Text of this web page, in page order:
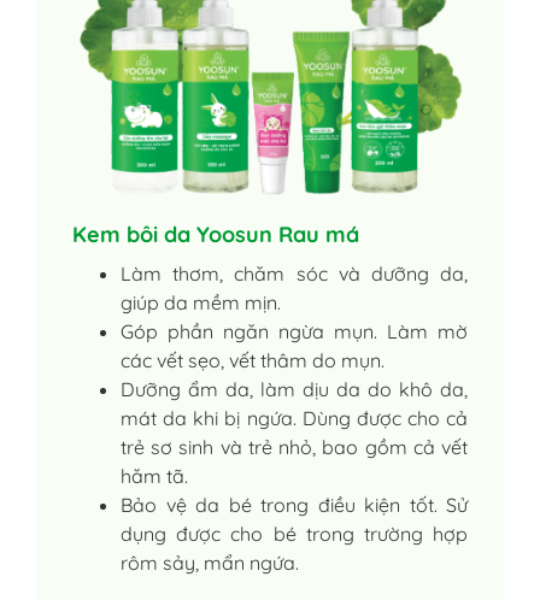
Kem bôi da Yoosun Rau má
Làm thơm, chăm sóc và dưỡng da,
giúp da mềm mịn.
Góp phần ngăn ngừa mụn. Làm mờ
các vết sẹo, vết thâm do mụn.
Dưỡng ẩm da, làm dịu da do khô da,
mát da khi bị ngứa. Dùng được cho cả
trẻ sơ sinh và trẻ nhỏ, bao gồm cả vết
hăm tã.
Bảo vệ da bé trong điều kiện tốt. Sử
dụng được cho bé trong trường hợp
rôm sảy, mẩn ngứa.